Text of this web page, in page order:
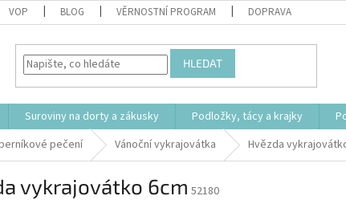
VOP BLOG VĚRNOSTNÍ PROGRAM DOPRAVA
HLEDAT
Suroviny na dorty a zákusky Podložky, tácy a krajky
pečení Vánoční vykrajovátka Hvězda
vykrajovátko 6cm 52180